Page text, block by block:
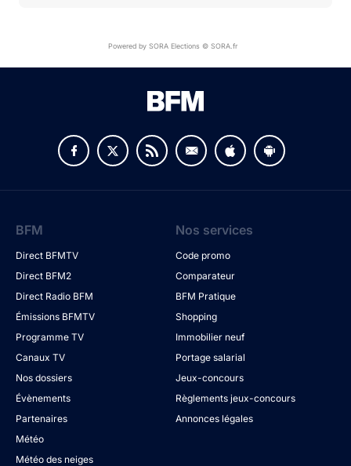
Powered by SORA Elections © SORA.fr
BFM
Direct BFMTV
Direct BFM2
Direct Radio BFM
Émissions BFMTV
Programme TV
Canaux TV
Nos dossiers
Évènements
Partenaires
Météo
Météo des neiges
Nos services
Code promo
Comparateur
BFM Pratique
Shopping
Immobilier neuf
Portage salarial
Jeux-concours
Règlements jeux-concours
Annonces légales